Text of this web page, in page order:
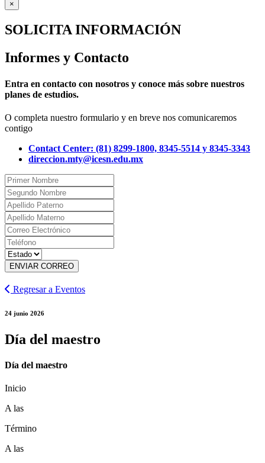
×
SOLICITA INFORMACIÓN
Informes y Contacto
Entra en contacto con nosotros y conoce más sobre nuestros
planes de estudios.
O completa nuestro formulario y en breve nos comunicaremos
contigo
Contact Center: (81) 8299-1800, 8345-5514 y 8345-3343
direccion.mty@icesn.edu.mx
ENVIAR CORREO
Regresar a Eventos
24 junio 2026
Día del maestro
Día del maestro
Inicio
A las
Término
A las